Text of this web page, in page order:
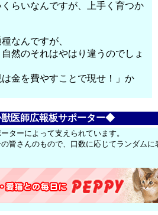
らいなんですが、上手く育つか
なんですが、
然のそれはやはり違うのでしょ
は金を費やすことで現せ！」か
医師広報板サポーター◆
ターによって支えられています。
皆さんのもので、口数に応じてランダムに